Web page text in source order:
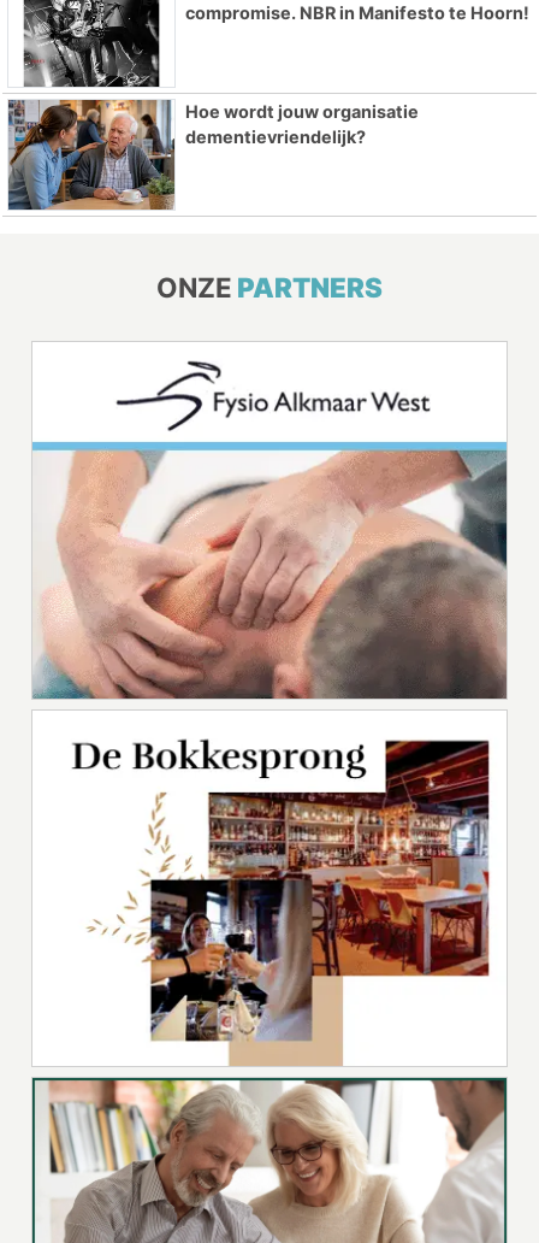
compromise. NBR in Manifesto te Hoorn!
Hoe wordt jouw organisatie
dementievriendelijk?
ONZE PARTNERS